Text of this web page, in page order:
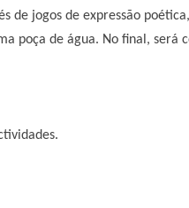
de jogos de expressão
poça de água. No final, será